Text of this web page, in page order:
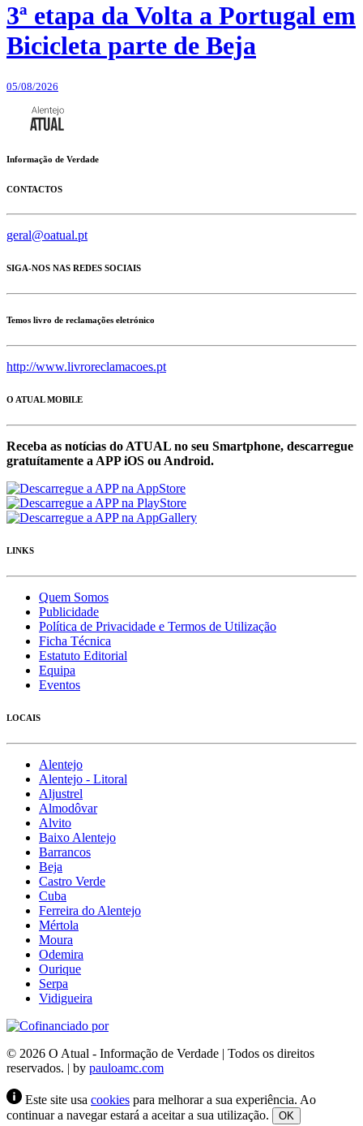
3ª etapa da Volta a Portugal em
Bicicleta parte de Beja
05/08/2026
Informação de Verdade
CONTACTOS
geral@oatual.pt
SIGA-NOS NAS REDES SOCIAIS
Temos livro de reclamações eletrónico
http://www.livroreclamacoes.pt
O ATUAL MOBILE
Receba as notícias do ATUAL no seu Smartphone, descarregue
gratuítamente a APP iOS ou Android.
LINKS
Quem Somos
Publicidade
Política de Privacidade e Termos de Utilização
Ficha Técnica
Estatuto Editorial
Equipa
Eventos
LOCAIS
Alentejo
Alentejo - Litoral
Aljustrel
Almodôvar
Alvito
Baixo Alentejo
Barrancos
Beja
Castro Verde
Cuba
Ferreira do Alentejo
Mértola
Moura
Odemira
Ourique
Serpa
Vidigueira
© 2026 O Atual - Informação de Verdade | Todos os direitos
reservados. | by pauloamc.com
Este site usa cookies para melhorar a sua experiência. Ao
continuar a navegar estará a aceitar a sua utilização.
OK